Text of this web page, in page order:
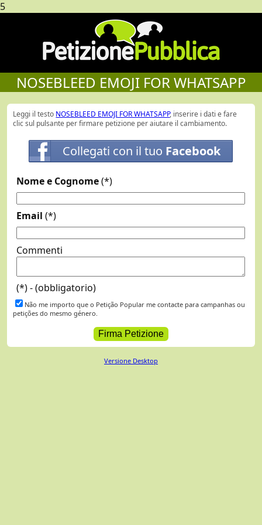
5
NOSEBLEED EMOJI FOR WHATSAPP
Leggi il testo NOSEBLEED EMOJI FOR WHATSAPP, inserire i dati e fare
clic sul pulsante per firmare petizione per aiutare il cambiamento.
Collegati con il tuo Facebook
Nome e Cognome(*)
Email (*)
Commenti
(*) - (obbligatorio)
Não me importo que o Petição Popular me contacte para campanhas ou
petições do mesmo género.
Versione Desktop